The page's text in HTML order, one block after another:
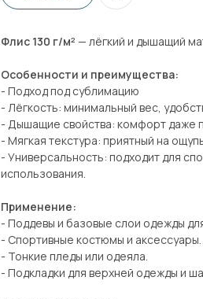
Флис 130 г/м² — лёгкий и дышащий
Особенности и преимущества:
- Подход под сублимацию
- Лёгкость: минимальный вес,
- Дышащие свойства: комфорт даже
- Мягкая текстура: приятный на
- Универсальность: подходит для
использования.
Применение:
- Поддевы и базовые слои одежды
- Спортивные костюмы и аксессуары.
- Тонкие пледы или одеяла.
- Подкладки для верхней одежды и